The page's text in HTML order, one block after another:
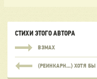
СТИХИ ЭТОГО АВТОРА
ВЗМАХ
(РЕИНКАРН...) ХОТЯ БЫ